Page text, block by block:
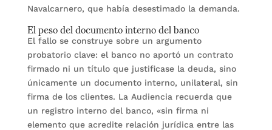
Navalcarnero, que había desestimado la demanda.
El peso del documento interno del banco
El fallo se construye sobre un argumento
probatorio clave: el banco no aportó un contrato
firmado ni un título que justificase la deuda, sino
únicamente un documento interno, unilateral, sin
firma de los clientes. La Audiencia recuerda que
un registro interno del banco, «sin firma ni
elemento que acredite relación jurídica entre las